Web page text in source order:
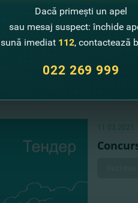
Vezi
11.03.2021
Dacă primești un apel
sau mesaj suspect: închide
sună imediat 112, contactează
022 269 999